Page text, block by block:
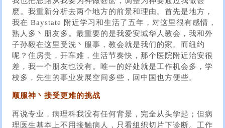
麽。我重新分析去两个地方的前景和理由。首先是地方，
我在 Baystate 附近学习和生活了五年，对这里很有感情，
熟人多丶朋友多。最重要的是我爱安城华人教会，我和外
子孙毅在这里受洗丶服事，教会就是我们的家。而纽约
呢？住房贵，开车难，生活节奏快，那个医院附近治安很
差，我一个朋友也没有。唯一的好处就是工作机会多，学
校多，先生的事业发展空间多些，回中国也方便些。
顺服神丶接受更难的挑战
再说专业，病理科我没有任何背景，完全从头学起；但病
理医生基本上不用接触病人，只看组织切片下诊断。工作